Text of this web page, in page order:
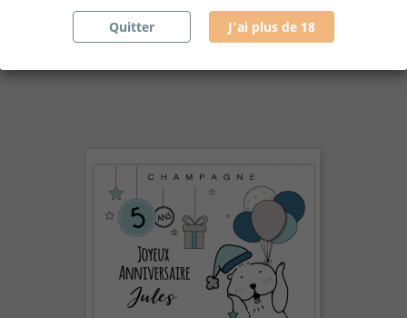
Quitter J'ai plus de 18